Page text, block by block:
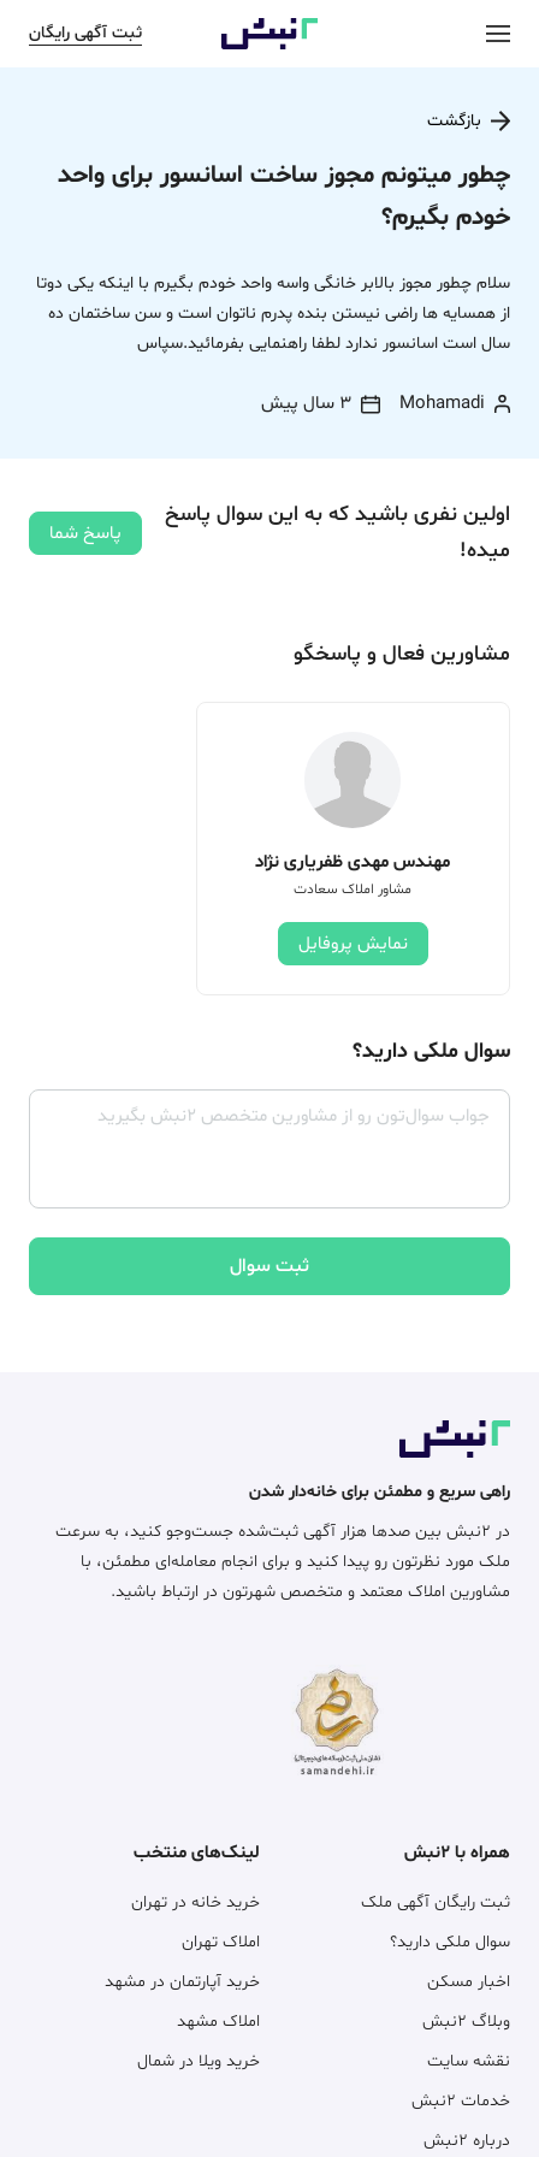
ثبت آگهی رایگان
بازگشت
چطور میتونم مجوز ساخت اسانسور برای واحد
خودم بگیرم؟
سلام چطور مجوز بالابر خانگی واسه واحد خودم بگیرم با اینکه یکی دوتا
از همسایه ها راضی نیستن بنده پدرم ناتوان است و سن ساختمان ده
سال است اسانسور ندارد لطفا راهنمایی بفرمائید.سپاس
Mohamadi 3 سال پیش
اولین نفری باشید که به این سوال پاسخ
میده!
پاسخ شما
مشاورین فعال و پاسخگو
مهندس مهدی ظفریاری نژاد
مشاور املاک سعادت
نمایش پروفایل
سوال ملکی دارید؟
ثبت سوال
راهی سریع و مطمئن برای خانه‌دار شدن
در ۲نبش بین صدها هزار آگهی ثبت‌شده جست‌وجو کنید، به سرعت
ملک مورد نظرتون رو پیدا کنید و برای انجام معامله‌ای مطمئن، با
مشاورین املاک معتمد و متخصص شهرتون در ارتباط باشید.
همراه با ۲نبش
ثبت رایگان آگهی ملک
سوال ملکی دارید؟
اخبار مسکن
وبلاگ ۲نبش
نقشه سایت
خدمات ۲نبش
درباره ۲نبش
لینک‌های منتخب
خرید خانه در تهران
املاک تهران
خرید آپارتمان در مشهد
املاک مشهد
خرید ویلا در شمال